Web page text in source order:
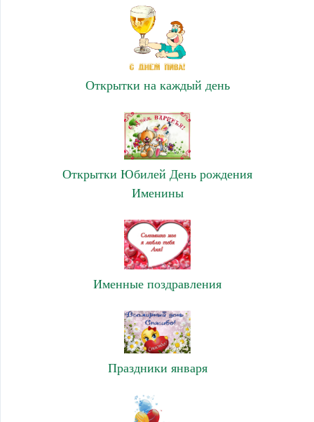
Открытки на каждый день
Открытки Юбилей День рождения
Именины
Именные поздравления
Праздники января